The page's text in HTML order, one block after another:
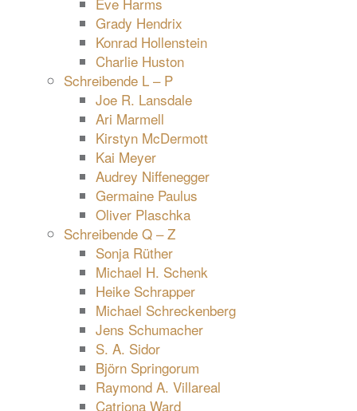
Grady Hendrix
Konrad Hollenstein
Charlie Huston
Schreibende L – P
Joe R. Lansdale
Ari Marmell
Kirstyn McDermott
Kai Meyer
Audrey Niffenegger
Germaine Paulus
Oliver Plaschka
Schreibende Q – Z
Sonja Rüther
Michael H. Schenk
Heike Schrapper
Michael Schreckenberg
Jens Schumacher
S. A. Sidor
Björn Springorum
Raymond A. Villareal
Catriona Ward